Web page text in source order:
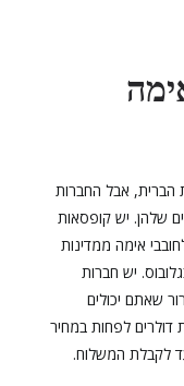
הברית, אבל החברות
שלהן. יש קופסאות
אימה ממדינות
יש חברות
שאתם יכולים
לפחות במחיר
לקבלת המשלוח.